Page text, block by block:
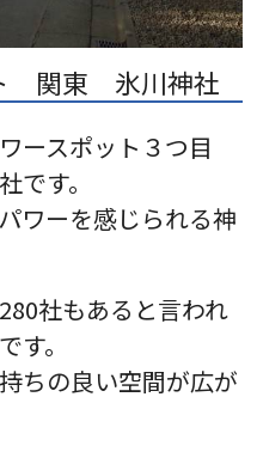
関東 氷川神社
ースポット３つ目
です。
ワーを感じられる神
社もあると言われ
す。
ちの良い空間が広が